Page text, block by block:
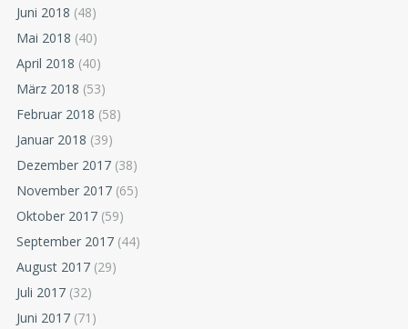
Juni 2018 (48)
Mai 2018 (40)
April 2018 (40)
März 2018 (53)
Februar 2018 (58)
Januar 2018 (39)
Dezember 2017 (38)
November 2017 (65)
Oktober 2017 (59)
September 2017 (44)
August 2017 (29)
Juli 2017 (32)
Juni 2017 (71)